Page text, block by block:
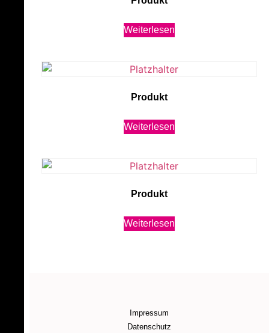
Weiterlesen
Produkt
Weiterlesen
Produkt
Weiterlesen
Impressum
Datenschutz